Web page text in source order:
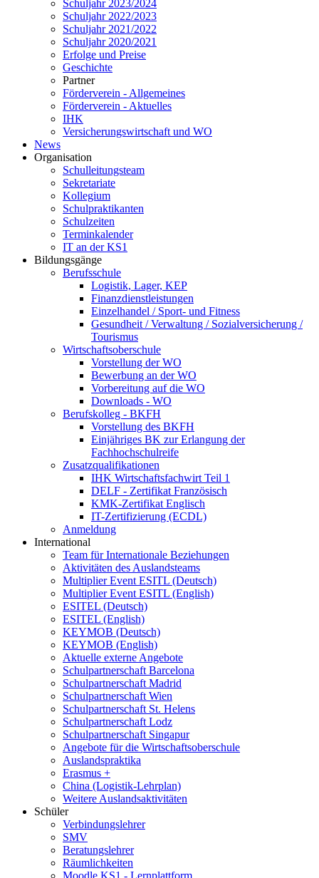
Schuljahr 2023/2024
Schuljahr 2022/2023
Schuljahr 2021/2022
Schuljahr 2020/2021
Erfolge und Preise
Geschichte
Partner
Förderverein - Allgemeines
Förderverein - Aktuelles
IHK
Versicherungswirtschaft und WO
News
Organisation
Schulleitungsteam
Sekretariate
Kollegium
Schulpraktikanten
Schulzeiten
Terminkalender
IT an der KS1
Bildungsgänge
Berufsschule
Logistik, Lager, KEP
Finanzdienstleistungen
Einzelhandel / Sport- und Fitness
Gesundheit / Verwaltung / Sozialversicherung /
Tourismus
Wirtschaftsoberschule
Vorstellung der WO
Bewerbung an der WO
Vorbereitung auf die WO
Downloads - WO
Berufskolleg - BKFH
Vorstellung des BKFH
Einjähriges BK zur Erlangung der
Fachhochschulreife
Zusatzqualifikationen
IHK Wirtschaftsfachwirt Teil 1
DELF - Zertifikat Französisch
KMK-Zertifikat Englisch
IT-Zertifizierung (ECDL)
Anmeldung
International
Team für Internationale Beziehungen
Aktivitäten des Auslandsteams
Multiplier Event ESITL (Deutsch)
Multiplier Event ESITL (English)
ESITEL (Deutsch)
ESITEL (English)
KEYMOB (Deutsch)
KEYMOB (English)
Aktuelle externe Angebote
Schulpartnerschaft Barcelona
Schulpartnerschaft Madrid
Schulpartnerschaft Wien
Schulpartnerschaft St. Helens
Schulpartnerschaft Lodz
Schulpartnerschaft Singapur
Angebote für die Wirtschaftsoberschule
Auslandspraktika
Erasmus +
China (Logistik-Lehrplan)
Weitere Auslandsaktivitäten
Schüler
Verbindungslehrer
SMV
Beratungslehrer
Räumlichkeiten
Moodle KS1 - Lernplattform